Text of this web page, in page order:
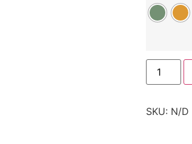
SKU: N/D